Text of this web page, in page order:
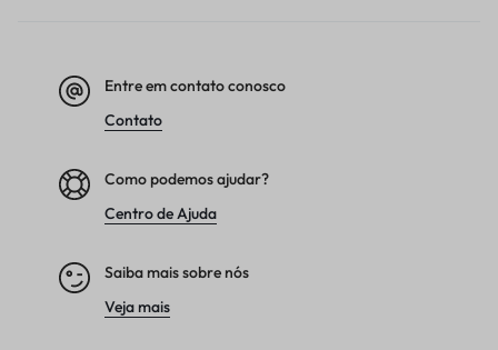
Entre em contato conosco
Contato
Como podemos ajudar?
Centro de Ajuda
Saiba mais sobre nós
Veja mais